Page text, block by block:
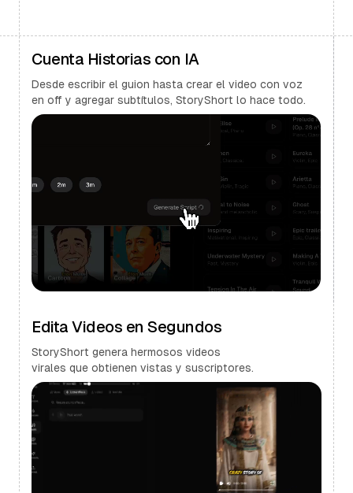
Cuenta Historias con IA
Desde escribir el guion hasta crear el video con voz
en off y agregar subtítulos, StoryShort lo hace todo.
Edita Videos en Segundos
StoryShort genera hermosos videos
virales que obtienen vistas y suscriptores.